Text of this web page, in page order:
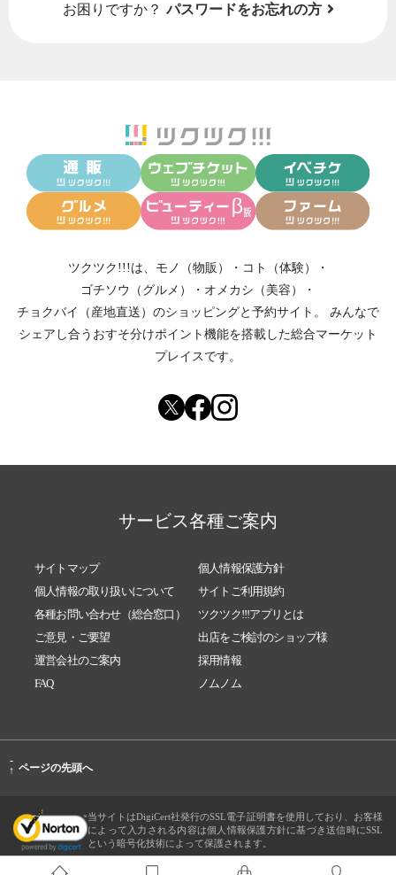
お困りですか？ パスワードをお忘れの方
ツクツク!!!は、 モノ（物販） ・ コト（体験）
・
ゴチソウ（グルメ）
・ オメカシ（美容）
・
チョクバイ（産地直送） のショッピングと予約サイト。
みんなで
シェアし合う おすそ分けポイント機能を搭載した総合マーケット
プレイスです。
サービス各種ご案内
サイトマップ
個人情報保護方針
個人情報の取り扱いについて
サイトご利用規約
各種お問い合わせ（総合窓口）
ツクツク!!!アプリとは
ご意見・ご要望
出店をご検討のショップ様
運営会社のご案内
採用情報
FAQ
ノムノム
-
↑ ページの先頭へ
当サイトはDigiCert社発行のSSL電子証明書を使用しており、お客様
によって入力される内容は個人情報保護方針に基づき送信時にSSL
という暗号化技術によって保護されます。